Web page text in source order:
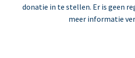
donatie in te stellen. Er is geen
meer informatie